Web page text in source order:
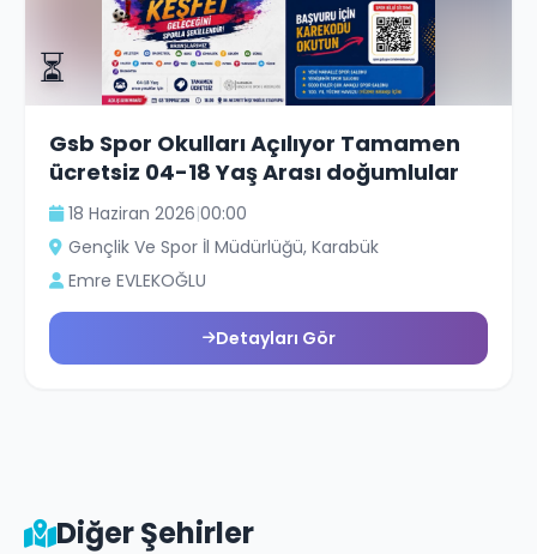
⏳
Gsb Spor Okulları Açılıyor Tamamen
ücretsiz 04-18 Yaş Arası doğumlular
18 Haziran 2026|00:00
Gençlik Ve Spor İl Müdürlüğü, Karabük
Emre EVLEKOĞLU
Detayları Gör
Diğer Şehirler